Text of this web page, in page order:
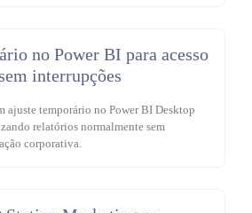
no Power BI para acesso
interrupções
ajuste temporário no Power BI Desktop
relatórios normalmente sem
corporativa.